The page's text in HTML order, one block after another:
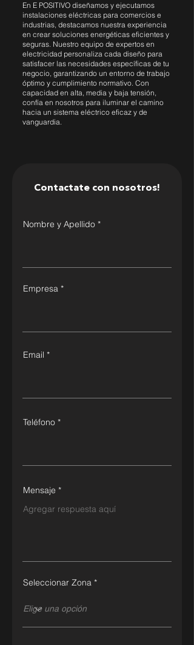
En E POSITIVO diseñamos y ejecutamos
instalaciones eléctricas para comercios e
industrias, destacamos nuestra experiencia
en crear soluciones energéticas eficientes y
seguras. Nuestro equipo de expertos en
electricidad personaliza cada diseño para
satisfacer las necesidades específicas de tu
negocio, garantizando un entorno de trabajo
óptimo y cumplimiento normativo. Con
capacidad en alta, media y baja tensión,
confía en nosotros para iluminar el camino
hacia un sistema eléctrico eficaz y de
vanguardia.
Contactate con nosotros!
Nombre y Apellido
Empresa
Email
Teléfono
Mensaje
Seleccionar Zona